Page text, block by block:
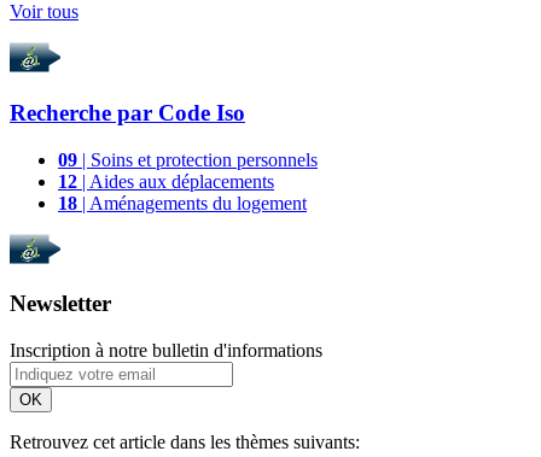
Voir tous
Recherche par Code Iso
09 | Soins et protection personnels
12 | Aides aux déplacements
18 | Aménagements du logement
Newsletter
Inscription à notre bulletin d'informations
OK
Retrouvez cet article dans les thèmes suivants: